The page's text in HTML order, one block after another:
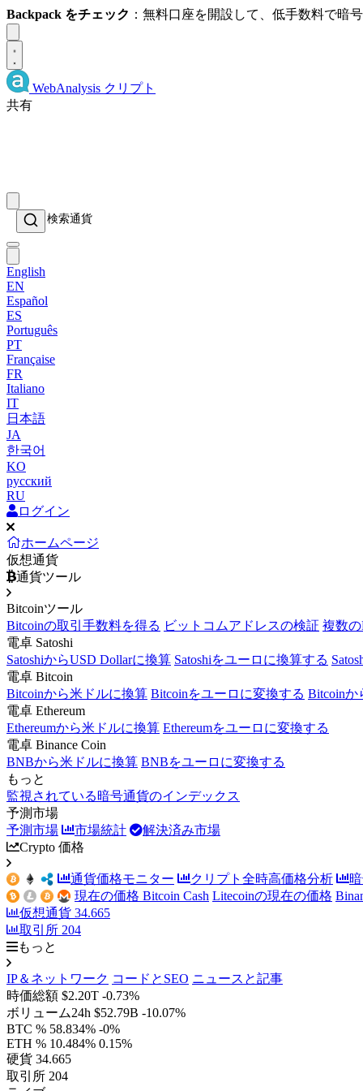
Backpack をチェック ：無料口座を開設して、低手数料で暗
WebAnalysis クリプト
共有
English
EN
Español
ES
Português
PT
Française
FR
Italiano
IT
日本語
JA
한국어
KO
русский
RU
ログイン
ホームページ
仮想通貨
通貨ツール
Bitcoinツール
Bitcoinの取引手数料を得る ビットコムアドレスの検証 複数
電卓 Satoshi
SatoshiからUSD Dollarに換算 Satoshiをユーロに換算する
電卓 Bitcoin
Bitcoinから米ドルに換算 Bitcoinをユーロに変換する Bitcoinか
電卓 Ethereum
Ethereumから米ドルに換算 Ethereumをユーロに変換する
電卓 Binance Coin
BNBから米ドルに換算 BNBをユーロに変換する
もっと
監視されている暗号通貨のインデックス
予測市場
予測市場
市場統計
解決済み市場
Crypto 価格
通貨価格モニター クリプト全時高価格分析
現在の価格 Bitcoin Cash Litecoinの現在の価格
仮想通貨 34.665
取引所 204
もっと
IP＆ネットワーク コードとSEO ニュースと記事
時価総額 $2.20T -0.73%
ボリューム24h $52.79B -10.07%
BTC % 58.834% -0%
ETH % 10.484% 0.15%
硬貨 34.665
取引所 204